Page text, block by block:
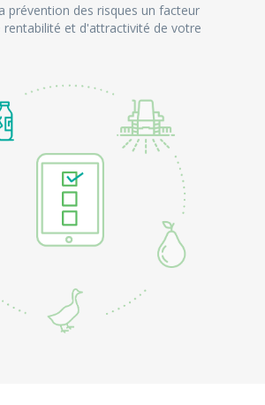
prévention des risques un facteur
rentabilité et d'attractivité de votre